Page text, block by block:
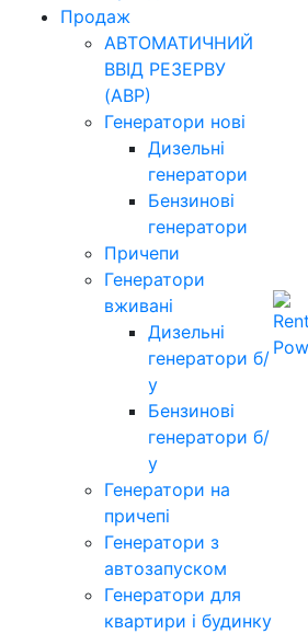
Продаж
АВТОМАТИЧНИЙ
ВВІД РЕЗЕРВУ
(АВР)
Генератори нові
Дизельні
генератори
Бензинові
генератори
Причепи
Генератори
вживані
Дизельні
генератори б/
у
Бензинові
генератори б/
у
Генератори на
причепі
Генератори з
автозапуском
Генератори для
квартири і будинку